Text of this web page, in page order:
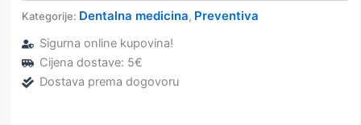
pasta
poliranje
s
fluorom
–
Kategorije: Dentalna medicina, Preventiva
Sigurna online kupovina!
Cijena dostave: 5€
Dostava prema dogovoru